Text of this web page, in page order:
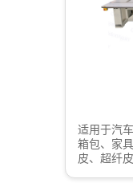
适用于汽
箱包、家
皮、超纤